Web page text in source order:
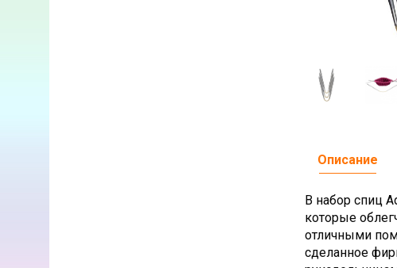
Описание
В набор спиц
которые
отличными
сделанное